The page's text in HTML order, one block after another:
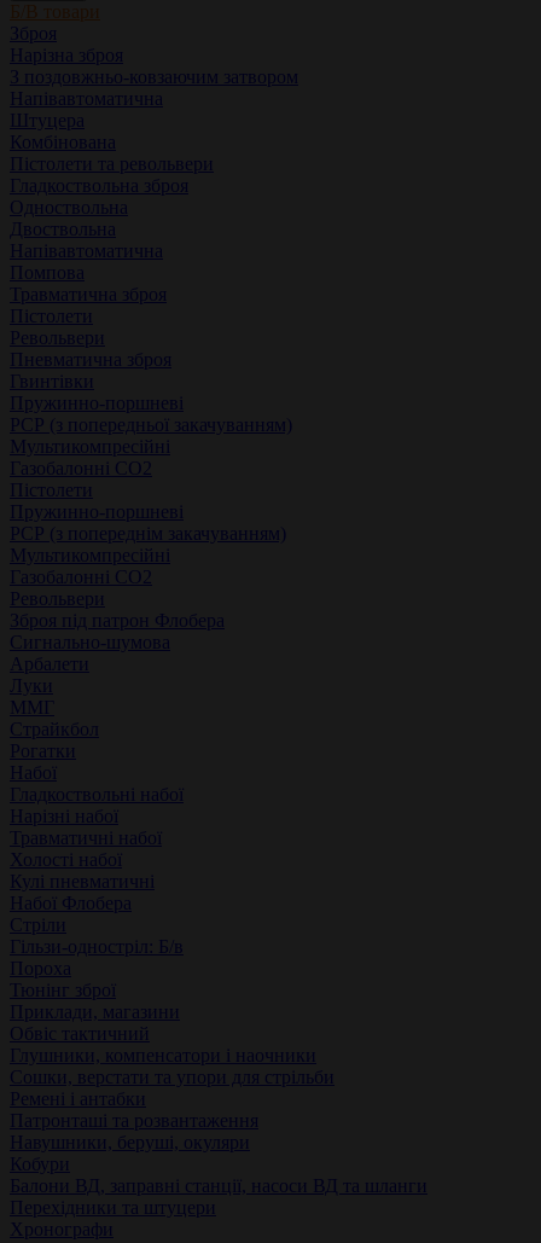
Б/В товари
Зброя
Нарізна зброя
З поздовжньо-ковзаючим затвором
Напівавтоматична
Штуцера
Комбінована
Пістолети та револьвери
Гладкоствольна зброя
Одноствольна
Двоствольна
Напівавтоматична
Помпова
Травматична зброя
Пістолети
Револьвери
Пневматична зброя
Гвинтівки
Пружинно-поршневі
РСР (з попередньої закачуванням)
Мультикомпресійні
Газобалонні СО2
Пістолети
Пружинно-поршневі
РСР (з попереднім закачуванням)
Мультикомпресійні
Газобалонні СО2
Револьвери
Зброя під патрон Флобера
Сигнально-шумова
Арбалети
Луки
ММГ
Страйкбол
Рогатки
Набої
Гладкоствольні набої
Нарізні набої
Травматичні набої
Холості набої
Кулі пневматичні
Набої Флобера
Стріли
Гільзи-одностріл: Б/в
Пороха
Тюнінг зброї
Приклади, магазини
Обвіс тактичний
Глушники, компенсатори і наочники
Сошки, верстати та упори для стрільби
Ремені і антабки
Патронташі та розвантаження
Навушники, беруші, окуляри
Кобури
Балони ВД, заправні станції, насоси ВД та шланги
Перехідники та штуцери
Хронографи